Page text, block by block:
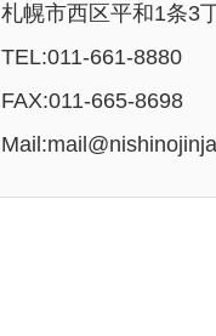
札幌市西区平和1条3
TEL:011-661-8880
FAX:011-665-8698